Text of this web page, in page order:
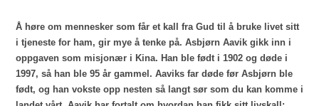
Å høre om mennesker som får et kall fra Gud til å bruke livet sitt
i tjeneste for ham, gir mye å tenke på. Asbjørn Aavik gikk inn i
oppgaven som misjonær i Kina. Han ble født i 1902 og døde i
1997, så han ble 95 år gammel. Aaviks far døde før Asbjørn ble
født, og han vokste opp nesten så langt sør som du kan komme i